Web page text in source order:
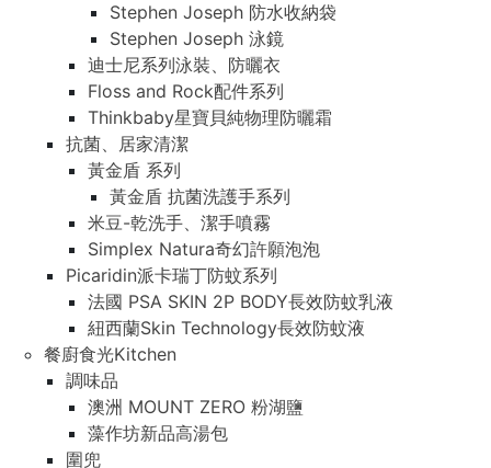
Stephen Joseph 防水收納袋
Stephen Joseph 泳鏡
迪士尼系列泳裝、防曬衣
Floss and Rock配件系列
Thinkbaby星寶貝純物理防曬霜
抗菌、居家清潔
黃金盾 系列
黃金盾 抗菌洗護手系列
米豆-乾洗手、潔手噴霧
Simplex Natura奇幻許願泡泡
Picaridin派卡瑞丁防蚊系列
法國 PSA SKIN 2P BODY長效防蚊乳液
紐西蘭Skin Technology長效防蚊液
餐廚食光Kitchen
調味品
澳洲 MOUNT ZERO 粉湖鹽
藻作坊新品高湯包
圍兜